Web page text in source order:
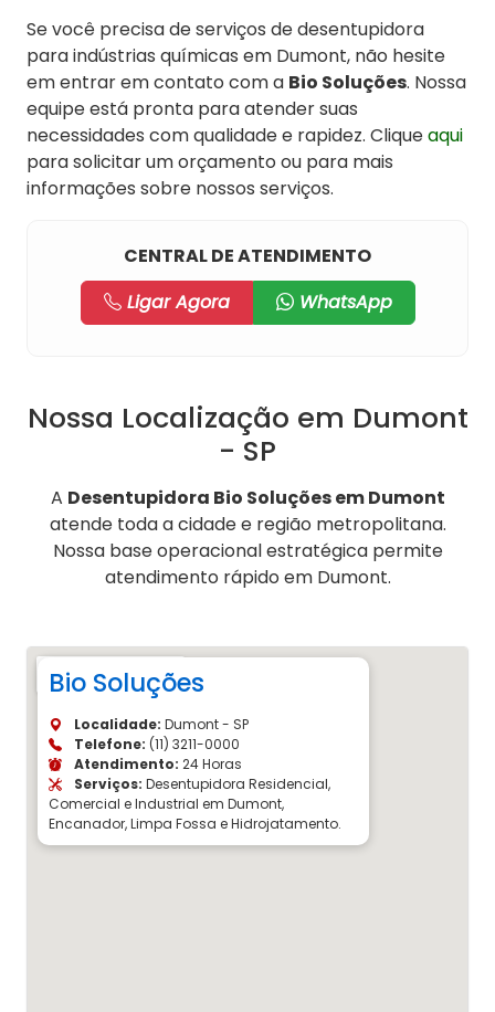
Se você precisa de serviços de desentupidora
para indústrias químicas em Dumont, não hesite
em entrar em contato com a Bio Soluções. Nossa
equipe está pronta para atender suas
necessidades com qualidade e rapidez. Cliqueaqui
para solicitar um orçamento ou para mais
informações sobre nossos serviços.
CENTRAL DE ATENDIMENTO
Ligar Agora
WhatsApp
Nossa Localização em Dumont
- SP
A Desentupidora Bio Soluções em Dumont
atende toda a cidade e região metropolitana.
Nossa base operacional estratégica permite
atendimento rápido em Dumont.
Bio Soluções
Localidade: Dumont - SP
Telefone: (11) 3211-0000
Atendimento: 24 Horas
Serviços: Desentupidora Residencial,
Comercial e Industrial em Dumont,
Encanador, Limpa Fossa e Hidrojatamento.